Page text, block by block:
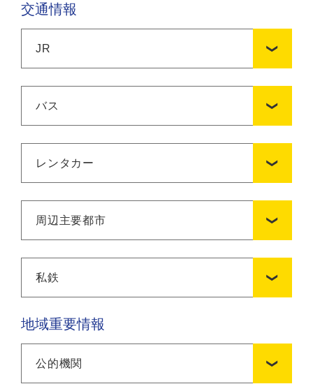
交通情報
JR
バス
レンタカー
周辺主要都市
私鉄
地域重要情報
公的機関